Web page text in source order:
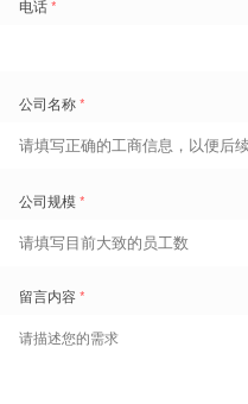
✅自动将业务量转化为岗位人
足？
员工赋能
移动自助：赋能一线员工，
满意的员工带来满意的客户。盖